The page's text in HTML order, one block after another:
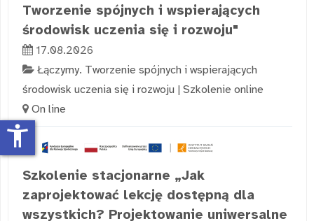
Tworzenie spójnych i wspierających
środowisk uczenia się i rozwoju"
17.08.2026
Łączymy. Tworzenie spójnych i wspierających
środowisk uczenia się i rozwoju | Szkolenie online
On line
Szkolenie stacjonarne „Jak
zaprojektować lekcję dostępną dla
wszystkich? Projektowanie uniwersalne
accessibility_new